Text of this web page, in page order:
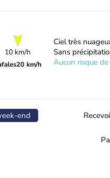
10 km/h
20 km/h
Ciel très
Sans
Aucun risque
end